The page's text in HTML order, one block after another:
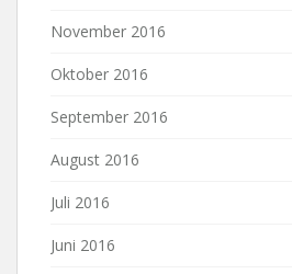
November 2016
Oktober 2016
September 2016
August 2016
Juli 2016
Juni 2016